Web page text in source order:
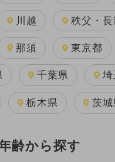
川越 秩父・長
那須 東京都
千葉県 埼
栃木県 茨城
齢から探す